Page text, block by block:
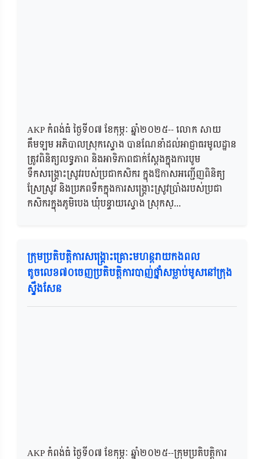
AKP កំពង់ធំ ថ្ងៃទី០៧ ខែកុម្ភៈ ឆ្នាំ២០២៥-- លោក សាយ
គឹមឡម អភិបាលស្រុកស្ទោង បានណែនាំដល់អាជ្ញាធរមូលដ្ឋាន
ត្រូវពិនិត្យលទ្ធភាព និងអាទិភាពជាក់ស្ដែងក្នុងការបូម
ទឹកសង្គ្រោះស្រូវរបស់ប្រជាកសិករ ក្នុងឱកាសអញ្ជើញពិនិត្យ
ស្រែស្រូវ និងប្រភពទឹកក្នុងការសង្គ្រោះស្រូវប្រាំងរបស់ប្រជា
កសិករក្នុងភូមិបេង ឃុំបន្ទាយស្ទោង ស្រុកស្...
ក្រុមប្រតិបត្តិការសង្គ្រោះគ្រោះមហន្តរាយកងពល
តូចលេខ៧០ចេញប្រតិបត្តិការបាញ់ថ្នាំសម្លាប់មូសនៅក្រុង
ស្ទឹងសែន
AKP កំពង់ធំ ថ្ងៃទី០៧ ខែកុម្ភៈ ឆ្នាំ២០២៥--ក្រុមប្រតិបត្តិការ